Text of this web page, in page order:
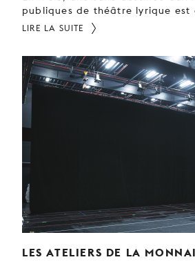
publiques de théâtre lyrique est
LIRE LA SUITE
LES ATELIERS DE LA